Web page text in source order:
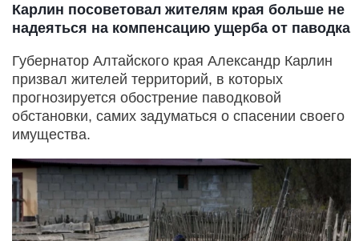
Карлин посоветовал жителям края больше не
надеяться на компенсацию ущерба от паводка
Губернатор Алтайского края Александр Карлин
призвал жителей территорий, в которых
прогнозируется обострение паводковой
обстановки, самих задуматься о спасении своего
имущества.